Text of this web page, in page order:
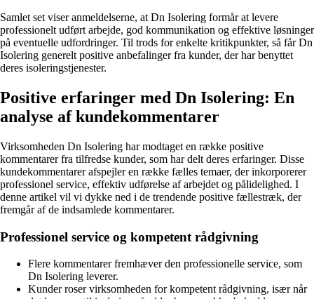
Samlet set viser anmeldelserne, at Dn Isolering formår at levere
professionelt udført arbejde, god kommunikation og effektive løsninger
på eventuelle udfordringer. Til trods for enkelte kritikpunkter, så får Dn
Isolering generelt positive anbefalinger fra kunder, der har benyttet
deres isoleringstjenester.
Positive erfaringer med Dn Isolering: En
analyse af kundekommentarer
Virksomheden Dn Isolering har modtaget en række positive
kommentarer fra tilfredse kunder, som har delt deres erfaringer. Disse
kundekommentarer afspejler en række fælles temaer, der inkorporerer
professionel service, effektiv udførelse af arbejdet og pålidelighed. I
denne artikel vil vi dykke ned i de trendende positive fællestræk, der
fremgår af de indsamlede kommentarer.
Professionel service og kompetent rådgivning
Flere kommentarer fremhæver den professionelle service, som
Dn Isolering leverer.
Kunder roser virksomheden for kompetent rådgivning, især når